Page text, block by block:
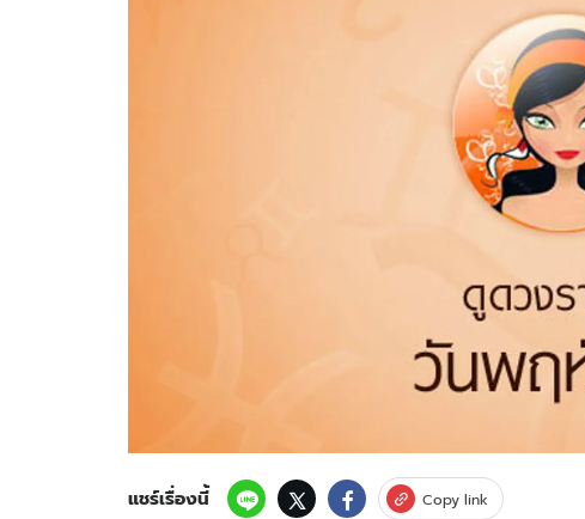
ติดตามสนุกโซเชียลได้ที่
แชร์เรื่องนี้ Copy link